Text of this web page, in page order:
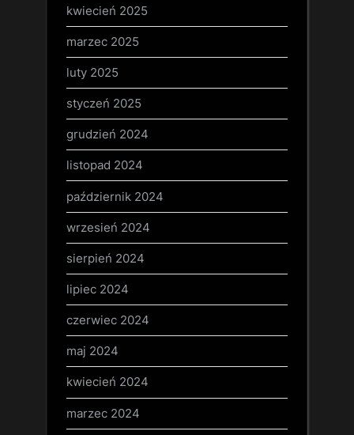
kwiecień 2025
marzec 2025
luty 2025
styczeń 2025
grudzień 2024
listopad 2024
październik 2024
wrzesień 2024
sierpień 2024
lipiec 2024
czerwiec 2024
maj 2024
kwiecień 2024
marzec 2024